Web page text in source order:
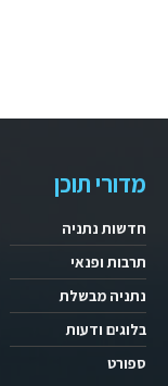
מדורי תוכן
חדשות נתניה
תרבות ופנאי
נתניה מבשלת
בלוגים ודעות
ספורט